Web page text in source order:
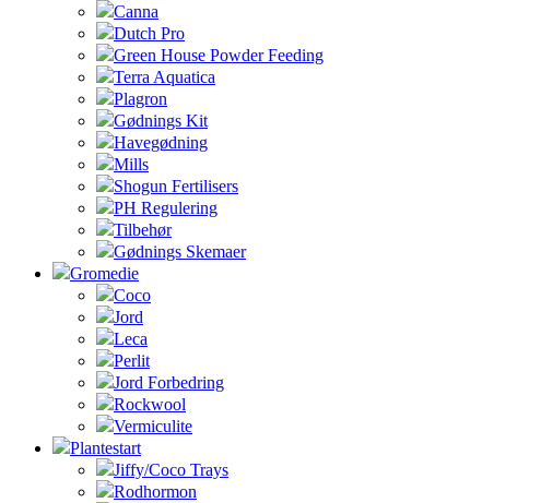
Canna
Dutch Pro
Green House Powder Feeding
Terra Aquatica
Plagron
Gødnings Kit
Havegødning
Mills
Shogun Fertilisers
PH Regulering
Tilbehør
Gødnings Skemaer
Gromedie
Coco
Jord
Leca
Perlit
Jord Forbedring
Rockwool
Vermiculite
Plantestart
Jiffy/Coco Trays
Rodhormon